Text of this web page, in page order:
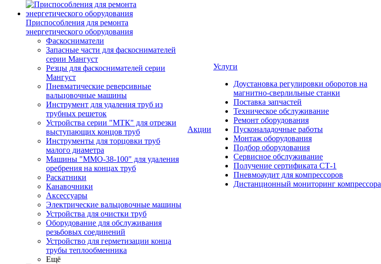
Приспособления для ремонта
энергетического оборудования
Фаскосниматели
Запасные части для фаскоснимателей
серии Мангуст
Резцы для фаскоснимателей серии
Мангуст
Пневматические реверсивные
вальцовочные машины
Инструмент для удаления труб из
трубных решеток
Устройства серии "МТК" для отрезки
выступающих концов труб
Инструменты для торцовки труб
малого диаметра
Машины "ММО-38-100" для удаления
оребрения на концах труб
Раскатники
Канавочники
Аксессуары
Электрические вальцовочные машины
Устройства для очистки труб
Оборудование для обслуживания
резьбовых соединений
Устройство для герметизации конца
трубы теплообменника
Ещё
Акции
Услуги
Доустановка регулировки оборотов на
магнитно-сверлильные станки
Поставка запчастей
Техническое обслуживание
Ремонт оборудования
Пусконаладочные работы
Монтаж оборудования
Подбор оборудования
Сервисное обслуживание
Получение сертификата СТ-1
Пневмоаудит для компрессоров
Дистанционный мониторинг компрессора